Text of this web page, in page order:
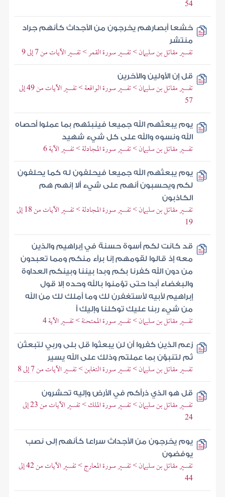
54
خشعا أبصارهم يخرجون من الأجداث كأنهم جراد
منتشر
تفسير مقاتل بن سليمان > تفسير سورة القمر > تفسير الآيات من 7 إلى 9
قل إن الأولين والآخرين
تفسير مقاتل بن سليمان > تفسير سورة الواقعة > تفسير الآيات من 49 إلى
57
يوم يبعثهم الله جميعا فينبئهم بما عملوا أحصاه
الله ونسوه والله على كل شيء شهيد
تفسير مقاتل بن سليمان > تفسير سورة المجادلة > تفسير الآية 6
يوم يبعثهم الله جميعا فيحلفون له كما يحلفون
لكم ويحسبون أنهم على شيء ألا إنهم هم
الكاذبون
تفسير مقاتل بن سليمان > تفسير سورة المجادلة > تفسير الآيات من 18 إلى
19
قد كانت لكم أسوة حسنة في إبراهيم والذين
معه إذ قالوا لقومهم إنا برآء منكم ومما تعبدون
من دون الله كفرنا بكم وبدا بيننا وبينكم العداوة
والبغضاء أبدا حتى تؤمنوا بالله وحده إلا قول
إبراهيم لأبيه لأستغفرن لك وما أملك لك من الله
من شيء ربنا عليك توكلنا وإليك أ
تفسير مقاتل بن سليمان > تفسير سورة الممتحنة > تفسير الآية 4
زعم الذين كفروا أن لن يبعثوا قل بلى وربي لتبعثن
ثم لتنبؤن بما عملتم وذلك على الله يسير
تفسير مقاتل بن سليمان > تفسير سورة التغابن > تفسير الآيات من 7 إلى 8
قل هو الذي ذرأكم في الأرض وإليه تحشرون
تفسير مقاتل بن سليمان > تفسير سورة الملك > تفسير الآيات من 23 إلى
24
يوم يخرجون من الأجداث سراعا كأنهم إلى نصب
يوفضون
تفسير مقاتل بن سليمان > تفسير سورة المعارج > تفسير الآيات من 42 إلى
44